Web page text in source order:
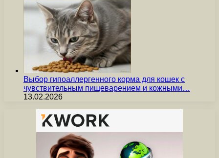
Выбор гипоаллергенного корма для кошек с
чувствительным пищеварением и кожными…
13.02.2026